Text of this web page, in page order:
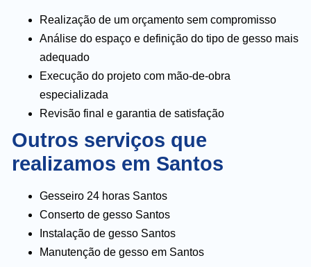
Realização de um orçamento sem compromisso
Análise do espaço e definição do tipo de gesso mais
adequado
Execução do projeto com mão-de-obra
especializada
Revisão final e garantia de satisfação
Outros serviços que
realizamos em Santos
Gesseiro 24 horas Santos
Conserto de gesso Santos
Instalação de gesso Santos
Manutenção de gesso em Santos